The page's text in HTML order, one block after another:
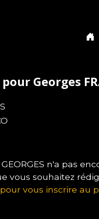
Georges
n'a pas
vous souhaitez
vous inscrire au